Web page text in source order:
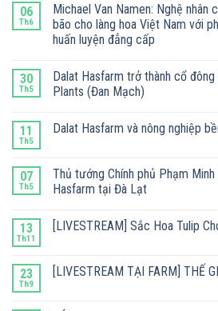
06
Th6
Michael Van Namen: Nghệ nhân
bão cho làng hoa Việt Nam với
huấn luyện đẳng cấp
30
Th5
Dalat Hasfarm trở thành cổ
Plants (Đan Mạch)
11
Th5
Dalat Hasfarm và nông nghiệp
07
Th5
Thủ tướng Chính phủ Phạm
Hasfarm tại Đà Lạt
13
Th11
[LIVESTREAM] Sắc Hoa Tulip
23
Th9
[LIVESTREAM TẠI FARM] THẾ